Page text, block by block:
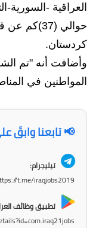
حوالي
كردستان.
وأضافت أنه "تم
المواطنين في
📢 تابعنا وابقَ
تيليجرام:
t.me/iraqjobs2019
تطبيق وظائف